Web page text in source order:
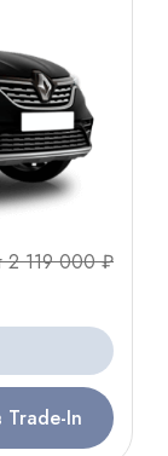
2 119 000 ₽
Trade-In